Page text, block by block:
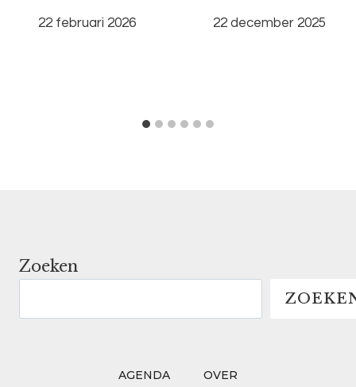
22 februari 2026 22 december 2025
Zoeken
AGENDA
OVER